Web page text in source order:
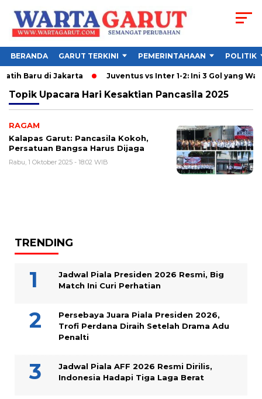
BERANDA GARUT TERKINI PEMERINTAHAAN POLITIK
Baru di Jakarta Juventus vs Inter 1-2: Ini 3 Gol yang
Topik Upacara Hari Kesaktian Pancasila 2025
RAGAM
Kalapas Garut: Pancasila Kokoh,
Persatuan Bangsa Harus Dijaga
Rabu, 1 Oktober 2025 - 18:02 WIB
TRENDING
Jadwal Piala Presiden 2026 Resmi, Big
Match Ini Curi Perhatian
Persebaya Juara Piala Presiden 2026,
Trofi Perdana Diraih Setelah Drama Adu
Penalti
Jadwal Piala AFF 2026 Resmi Dirilis,
Indonesia Hadapi Tiga Laga Berat